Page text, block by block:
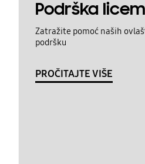
Podrška
Zatražite pomoć naših
podršku
PROČITAJTE VIŠE